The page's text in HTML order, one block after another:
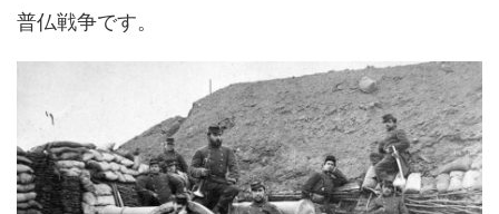
普仏戦争です。